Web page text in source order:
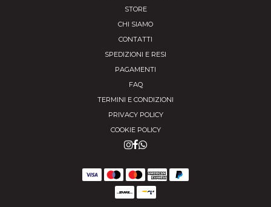
STORE
CHI SIAMO
CONTATTI
SPEDIZIONI E RESI
PAGAMENTI
FAQ
TERMINI E CONDIZIONI
PRIVACY POLICY
COOKIE POLICY